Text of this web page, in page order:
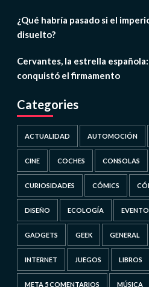
¿Qué habría pasado si el
disuelto?
Cervantes, la estrella
conquistó el firmamento
Categories
ACTUALIDAD AUTOMOCIÓN
CINE COCHES CONSOLAS
CURIOSIDADES CÓMICS
DISEÑO ECOLOGÍA
GADGETS GEEK GENERAL
INTERNET JUEGOS LIBROS
META 5 COMENTARIOS MÚSICA